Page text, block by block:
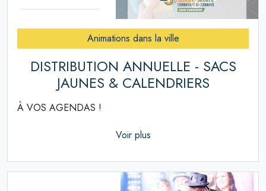
Animations dans la ville
DISTRIBUTION ANNUELLE - SACS
JAUNES & CALENDRIERS
À VOS AGENDAS !
Voir plus